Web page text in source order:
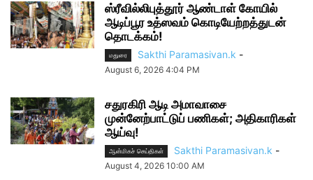
ஸ்ரீவில்லிபுத்தூர் ஆண்டாள் கோயில்
ஆடிப்பூர உத்ஸவம் கொடியேற்றத்துடன்
தொடக்கம்!
மதுரை Sakthi Paramasivan.k -
August 6, 2026 4:04 PM
சதுரகிரி ஆடி அமாவாசை
முன்னேற்பாட்டுப் பணிகள்; அதிகாரிகள்
ஆய்வு!
ஆன்மிகச் செய்திகள் Sakthi Paramasivan.k -
August 4, 2026 10:00 AM